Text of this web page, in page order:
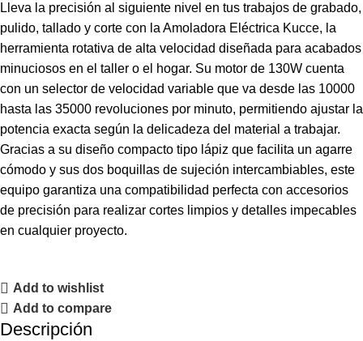
Lleva la precisión al siguiente nivel en tus trabajos de grabado,
pulido, tallado y corte con la Amoladora Eléctrica Kucce, la
herramienta rotativa de alta velocidad diseñada para acabados
minuciosos en el taller o el hogar. Su motor de 130W cuenta
con un selector de velocidad variable que va desde las 10000
hasta las 35000 revoluciones por minuto, permitiendo ajustar la
potencia exacta según la delicadeza del material a trabajar.
Gracias a su diseño compacto tipo lápiz que facilita un agarre
cómodo y sus dos boquillas de sujeción intercambiables, este
equipo garantiza una compatibilidad perfecta con accesorios
de precisión para realizar cortes limpios y detalles impecables
en cualquier proyecto.
Add to wishlist
Add to compare
Descripción